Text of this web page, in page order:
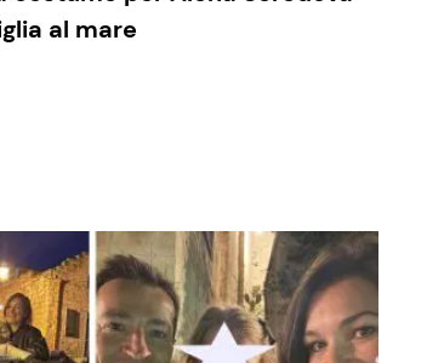
Ricette Facili e Veloci
al mare